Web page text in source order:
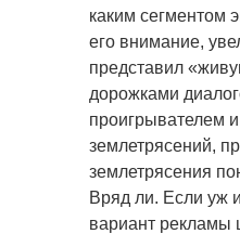
каким сегментом
его внимание,
представил
дорожками
проигрывателем
землетрясений,
землетрясения
Вряд ли. Если уж
вариант рекламы